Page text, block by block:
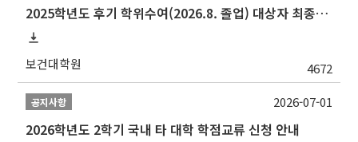
2025학년도 후기 학위수여(2026.8. 졸업) 대상자 최종인준 논문 제출 안내
보건대학원 4672
공지사항
2026학년도 2학기 국내 타 대학 학점교류 신청 안내
2026-07-01